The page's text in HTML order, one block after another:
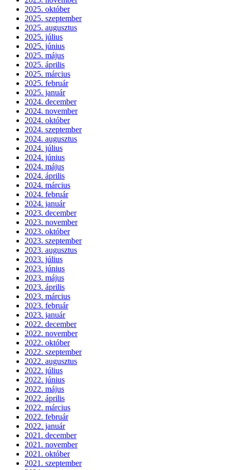
2025. október
2025. szeptember
2025. augusztus
2025. július
2025. június
2025. május
2025. április
2025. március
2025. február
2025. január
2024. december
2024. november
2024. október
2024. szeptember
2024. augusztus
2024. július
2024. június
2024. május
2024. április
2024. március
2024. február
2024. január
2023. december
2023. november
2023. október
2023. szeptember
2023. augusztus
2023. július
2023. június
2023. május
2023. április
2023. március
2023. február
2023. január
2022. december
2022. november
2022. október
2022. szeptember
2022. augusztus
2022. július
2022. június
2022. május
2022. április
2022. március
2022. február
2022. január
2021. december
2021. november
2021. október
2021. szeptember